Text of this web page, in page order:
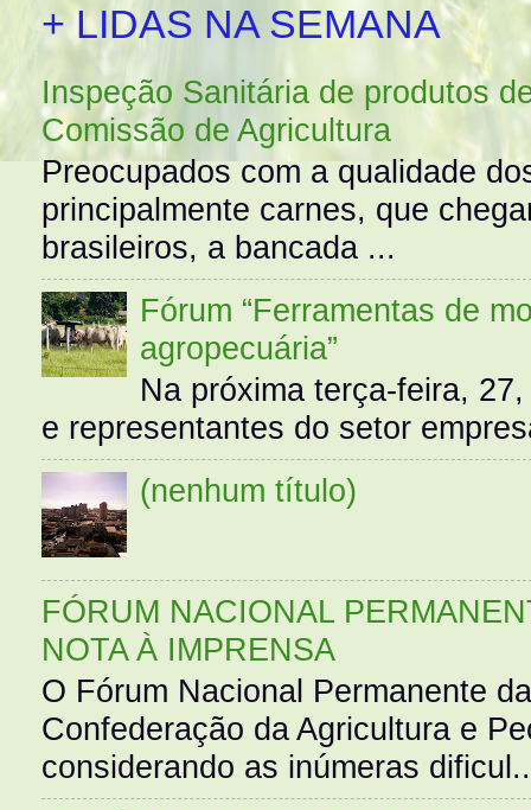
+ LIDAS NA SEMANA
Inspeção Sanitária de produtos
Comissão de Agricultura
Preocupados com a qualidade
principalmente carnes, que
brasileiros, a bancada ...
Fórum “Ferramentas de
agropecuária”
Na próxima terça-feira,
e representantes do setor
(nenhum título)
FÓRUM NACIONAL
NOTA À IMPRENSA
O Fórum Nacional Permanente
Confederação da Agricultura e
considerando as inúmeras